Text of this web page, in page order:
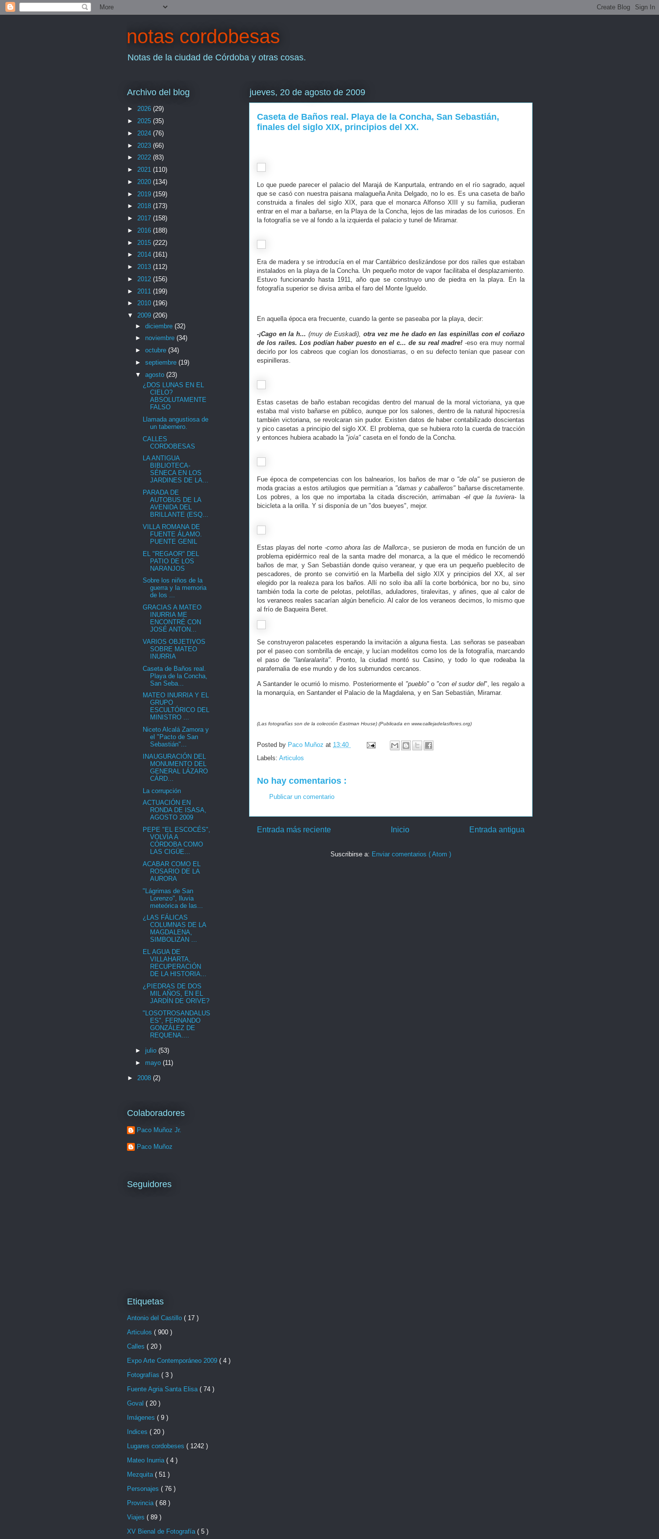
notas cordobesas
Notas de la ciudad de Córdoba y otras cosas.
jueves, 20 de agosto de 2009
Caseta de Baños real. Playa de la Concha, San Sebastián,
finales del siglo XIX, principios del XX.
Lo que puede parecer el palacio del Marajá de Kanpurtala, entrando en el río sagrado, aquel
que se casó con nuestra paisana malagueña Anita Delgado, no lo es. Es una caseta de baño
construida a finales del siglo XIX, para que el monarca Alfonso XIII y su familia, pudieran
entrar en el mar a bañarse, en la Playa de la Concha, lejos de las miradas de los curiosos. En
la fotografía se ve al fondo a la izquierda el palacio y tunel de Miramar.
Era de madera y se introducía en el mar Cantábrico deslizándose por dos raíles que estaban
instalados en la playa de la Concha. Un pequeño motor de vapor facilitaba el desplazamiento.
Estuvo funcionando hasta 1911, año que se construyo uno de piedra en la playa. En la
fotografía superior se divisa arriba el faro del Monte Igueldo.
En aquella época era frecuente, cuando la gente se paseaba por la playa, decir:
-¡Cago en la h... (muy de Euskadi), otra vez me he dado en las espinillas con el coñazo
de los raíles. Los podían haber puesto en el c... de su real madre!-eso era muy normal
decirlo por los cabreos que cogían los donostiarras, o en su defecto tenían que pasear con
espinilleras.
Estas casetas de baño estaban recogidas dentro del manual de la moral victoriana, ya que
estaba mal visto bañarse en público, aunque por los salones, dentro de la natural hipocresía
también victoriana, se revolcaran sin pudor. Existen datos de haber contabilizado doscientas
y pico casetas a principio del siglo XX. El problema, que se hubiera roto la cuerda de tracción
y entonces hubiera acabado la "joía" caseta en el fondo de la Concha.
Fue época de competencias con los balnearios, los baños de mar o "de ola" se pusieron de
moda gracias a estos artilugios que permitían a "damas y caballeros" bañarse discretamente.
Los pobres, a los que no importaba la citada discreción, arrimaban -el que la tuviera- la
bicicleta a la orilla. Y si disponía de un "dos bueyes", mejor.
Estas playas del norte -como ahora las de Mallorca-, se pusieron de moda en función de un
problema epidérmico real de la santa madre del monarca, a la que el médico le recomendó
baños de mar, y San Sebastián donde quiso veranear, y que era un pequeño pueblecito de
pescadores, de pronto se convirtió en la Marbella del siglo XIX y principios del XX, al ser
elegido por la realeza para los baños. Allí no solo iba allí la corte borbónica, bor no bu, sino
también toda la corte de pelotas, pelotillas, aduladores, tiralevitas, y afines, que al calor de
los veraneos reales sacarían algún beneficio. Al calor de los veraneos decimos, lo mismo que
al frío de Baqueira Beret.
Se construyeron palacetes esperando la invitación a alguna fiesta. Las señoras se paseaban
por el paseo con sombrilla de encaje, y lucían modelitos como los de la fotografía, marcando
el paso de "lanlaralarita". Pronto, la ciudad montó su Casino, y todo lo que rodeaba la
parafernalia de ese mundo y de los submundos cercanos.
A Santander le ocurrió lo mismo. Posteriormente el "pueblo"o"con el sudor del", les regalo a
la monarquía, en Santander el Palacio de la Magdalena, y en San Sebastián, Miramar.
(Las fotografías son de la colección Eastman House) (Publicada en www.callejadelasflores.org)
Posted by Paco Muñoz at 13:40
Labels: Articulos
No hay comentarios :
Publicar un comentario
Entrada más reciente Entrada antigua
Inicio
Suscribirse a: Enviar comentarios ( Atom )
Archivo del blog
► 2026 (29)
► 2025 (35)
► 2024 (76)
► 2023 (66)
► 2022 (83)
► 2021 (110)
► 2020 (134)
► 2019 (159)
► 2018 (173)
► 2017 (158)
► 2016 (188)
► 2015 (222)
► 2014 (161)
► 2013 (112)
► 2012 (156)
► 2011 (199)
► 2010 (196)
▼ 2009 (206)
► diciembre (32)
► noviembre (34)
► octubre (34)
► septiembre (19)
▼ agosto (23)
¿DOS LUNAS EN EL
CIELO?
ABSOLUTAMENTE
FALSO
Llamada angustiosa de
un tabernero.
CALLES
CORDOBESAS
LA ANTIGUA
BIBLIOTECA-
SÉNECA EN LOS
JARDINES DE LA...
PARADA DE
AUTOBUS DE LA
AVENIDA DEL
BRILLANTE (ESQ...
VILLA ROMANA DE
FUENTE ÁLAMO.
PUENTE GENIL
EL "REGAOR" DEL
PATIO DE LOS
NARANJOS
Sobre los niños de la
guerra y la memoria
de los ...
GRACIAS A MATEO
INURRIA ME
ENCONTRÉ CON
JOSÉ ANTON...
VARIOS OBJETIVOS
SOBRE MATEO
INURRIA
Caseta de Baños real.
Playa de la Concha,
San Seba...
MATEO INURRIA Y EL
GRUPO
ESCULTÓRICO DEL
MINISTRO ...
Niceto Alcalá Zamora y
el "Pacto de San
Sebastián"...
INAUGURACIÓN DEL
MONUMENTO DEL
GENERAL LÁZARO
CÁRD...
La corrupción
ACTUACIÓN EN
RONDA DE ISASA,
AGOSTO 2009
PEPE "EL ESCOCÉS",
VOLVÍA A
CÓRDOBA COMO
LAS CIGÜE...
ACABAR COMO EL
ROSARIO DE LA
AURORA
"Lágrimas de San
Lorenzo", lluvia
meteórica de las...
¿LAS FÁLICAS
COLUMNAS DE LA
MAGDALENA,
SIMBOLIZAN ...
EL AGUA DE
VILLAHARTA,
RECUPERACIÓN
DE LA HISTORIA...
¿PIEDRAS DE DOS
MIL AÑOS, EN EL
JARDÍN DE ORIVE?
"LOSOTROSANDALUS
ES", FERNANDO
GONZÁLEZ DE
REQUENA....
► julio (53)
► mayo (11)
► 2008 (2)
Colaboradores
Paco Muñoz Jr.
Paco Muñoz
Seguidores
Etiquetas
Antonio del Castillo ( 17 )
Articulos ( 900 )
Calles ( 20 )
Expo Arte Contemporáneo 2009 ( 4 )
Fotografías ( 3 )
Fuente Agria Santa Elisa ( 74 )
Goval ( 20 )
Imágenes ( 9 )
Indices ( 20 )
Lugares cordobeses ( 1242 )
Mateo Inurria ( 4 )
Mezquita ( 51 )
Personajes ( 76 )
Provincia ( 68 )
Viajes ( 89 )
XV Bienal de Fotografía ( 5 )